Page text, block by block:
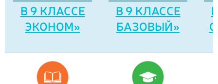
В 9 КЛАССЕ
ЭКОНОМ»
В 9 КЛАССЕ
БАЗОВЫЙ»